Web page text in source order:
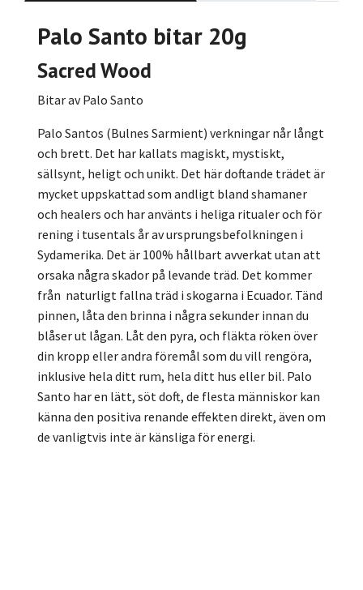
Palo Santo bitar 20g
Sacred Wood
Bitar av Palo Santo
Palo Santos (Bulnes Sarmient) verkningar når långt
och brett. Det har kallats magiskt, mystiskt,
sällsynt, heligt och unikt. Det här doftande trädet är
mycket uppskattad som andligt bland shamaner
och healers och har använts i heliga ritualer och för
rening i tusentals år av ursprungsbefolkningen i
Sydamerika. Det är 100% hållbart avverkat utan att
orsaka några skador på levande träd. Det kommer
från naturligt fallna träd i skogarna i Ecuador. Tänd
pinnen, låta den brinna i några sekunder innan du
blåser ut lågan. Låt den pyra, och fläkta röken över
din kropp eller andra föremål som du vill rengöra,
inklusive hela ditt rum, hela ditt hus eller bil. Palo
Santo har en lätt, söt doft, de flesta människor kan
känna den positiva renande effekten direkt, även om
de vanligtvis inte är känsliga för energi.